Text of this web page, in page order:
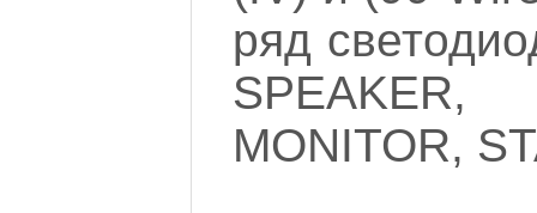
ряд
SPEAKER,
MONITOR,